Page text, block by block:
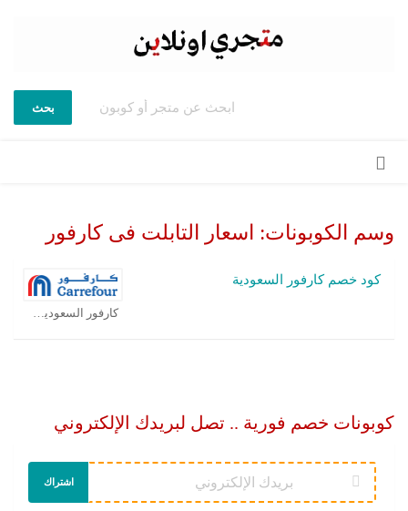
بحث
وسم الكوبونات: اسعار التابلت فى كارفور
كود خصم كارفور السعودية
كوبونات خصم فورية .. تصل لبريدك الإلكتروني
اشتراك